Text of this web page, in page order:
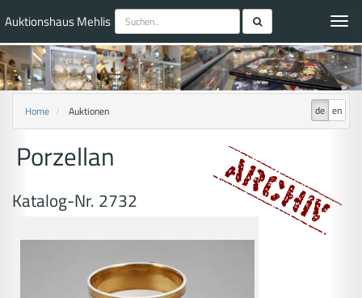
Auktionshaus Mehlis
de en
Home Auktionen
Porzellan
Katalog-Nr. 2732